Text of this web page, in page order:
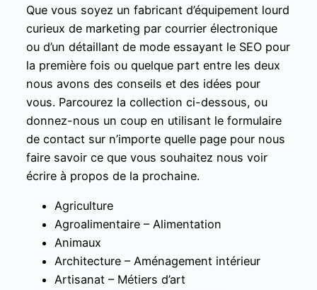
Que vous soyez un fabricant d’équipement lourd
curieux de marketing par courrier électronique
ou d’un détaillant de mode essayant le SEO pour
la première fois ou quelque part entre les deux
nous avons des conseils et des idées pour
vous. Parcourez la collection ci-dessous, ou
donnez-nous un coup en utilisant le formulaire
de contact sur n’importe quelle page pour nous
faire savoir ce que vous souhaitez nous voir
écrire à propos de la prochaine.
Agriculture
Agroalimentaire – Alimentation
Animaux
Architecture – Aménagement intérieur
Artisanat – Métiers d’art